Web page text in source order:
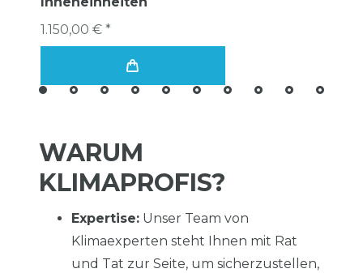
1.150,00 € *
WARUM
KLIMAPROFIS?
Expertise: Unser Team von
Klimaexperten steht Ihnen mit Rat
und Tat zur Seite, um sicherzustellen,